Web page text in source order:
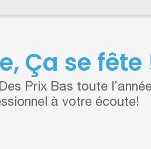
Ça se fête
Prix Bas toute
à votre écoute!